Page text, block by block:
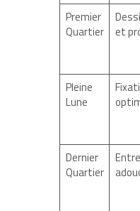
Premier
Quartier
et
Pleine
Lune
Dernier
Quartier